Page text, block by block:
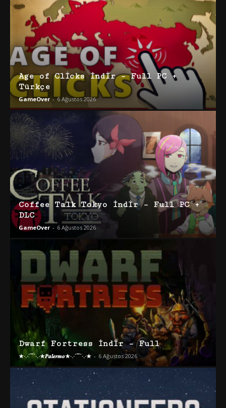
Age of Clicks İndir – Full PC +
Türkçe
GameOver - 6 Ağustos 2026
Coffee Talk Tokyo İndir – Full PC +
DLC
GameOver - 6 Ağustos 2026
Dwarf Fortress İndir – Full
★·.·´¯`·.·★𝑷𝒂𝒍𝒆𝒓𝒎𝒐★·.·´¯`·.·★ - 6 Ağustos 2026